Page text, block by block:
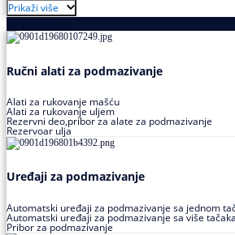
Prikaži više
Ručni alati za podmazivanje
Alati za rukovanje mašću
Alati za rukovanje uljem
Rezervni deo,pribor za alate za podmazivanje
Rezervoar ulja
Uređaji za podmazivanje
Automatski uređaji za podmazivanje sa jednom
Automatski uređaji za podmazivanje sa više tačaka
Pribor za podmazivanje